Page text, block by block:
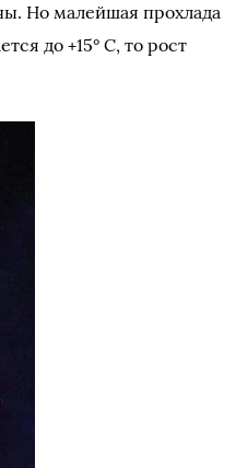
Но малейшая прохлада
до +15° С, то рост